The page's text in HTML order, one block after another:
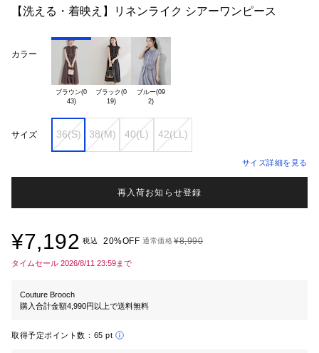
【洗える・着映え】リネンライク シアーワンピース
カラー
ブラウン(0
43)
ブラック(0
19)
ブルー(09
サイズ 36(S) 38(M) 40(L) 42(LL)
サイズ詳細を見る
再入荷お知らせ登録
¥7,192 税込 20%OFF 通常価格¥8,990
タイムセール 2026/8/11 23:59まで
Couture Brooch
購入合計金額4,990円以上で送料無料
取得予定ポイント数： 65 pt